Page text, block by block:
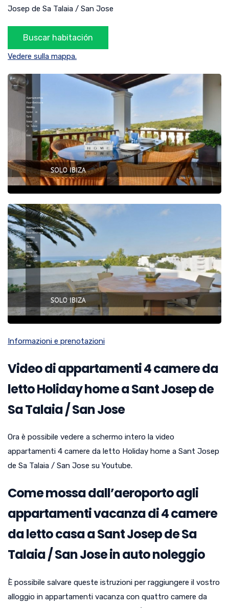
Josep de Sa Talaia / San Jose
Vedere sulla mappa.
Informazioni e prenotazioni
Video di appartamenti 4 camere da
letto Holiday home a Sant Josep de
Sa Talaia / San Jose
Ora è possibile vedere a schermo intero la video
appartamenti 4 camere da letto Holiday home a Sant Josep
de Sa Talaia / San Jose su Youtube.
Come mossa dall’aeroporto agli
appartamenti vacanza di 4 camere
da letto casa a Sant Josep de Sa
Talaia / San Jose in auto noleggio
È possibile salvare queste istruzioni per raggiungere il vostro
alloggio in appartamenti vacanza con quattro camere da